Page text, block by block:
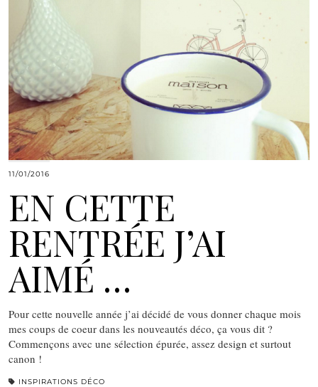
11/01/2016
EN CETTE
RENTRÉE J’AI
AIMÉ …
Pour cette nouvelle année j’ai décidé de vous donner chaque mois
mes coups de coeur dans les nouveautés déco, ça vous dit ?
Commençons avec une sélection épurée, assez design et surtout
canon !
INSPIRATIONS DÉCO